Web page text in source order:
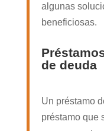
algunas
beneficiosas.
de deuda
Un préstamo
préstamo que